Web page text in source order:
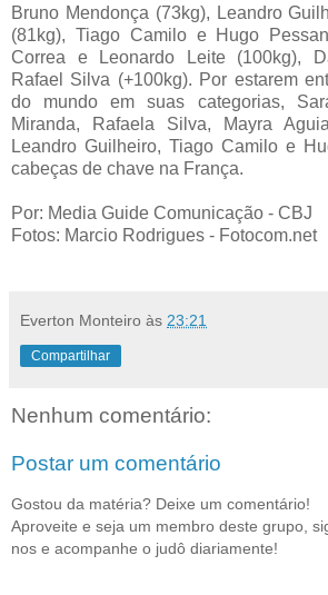
Bruno Mendonça (73kg), Leandro
(81kg), Tiago Camilo e Hugo
Correa e Leonardo Leite (100kg),
Rafael Silva (+100kg). Por estarem
do mundo em suas categorias,
Miranda, Rafaela Silva, Mayra
Leandro Guilheiro, Tiago Camilo e
cabeças de chave na França.
Por: Media Guide Comunicação - CBJ
Fotos: Marcio Rodrigues - Fotocom.net
Everton Monteiro às 23:21
Compartilhar
Nenhum comentário:
Postar um comentário
Gostou da matéria? Deixe um comentário!
Aproveite e seja um membro deste grupo,
nos e acompanhe o judô diariamente!